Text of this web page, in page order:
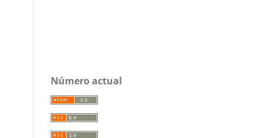
Número actual